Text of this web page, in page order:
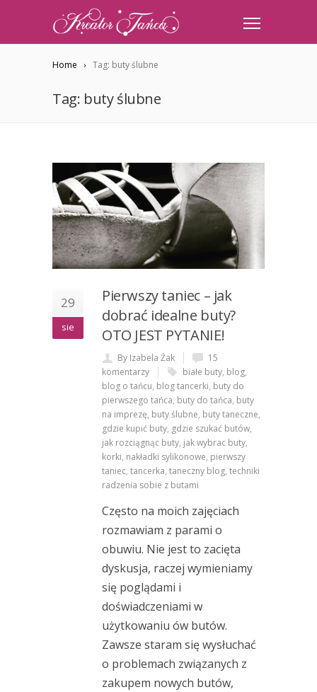
Home Tag: buty ślubne
Tag: buty ślubne
29
sie
Pierwszy taniec – jak
dobrać idealne buty?
OTO JEST PYTANIE!
By Izabela Żak
15
komentarzy
białe buty, blog,
blog o tańcu, blog tancerki, buty do
pierwszego tańca, buty do tańca, buty
na imprezę, buty ślubne, buty taneczne,
gdzie kupić buty, gdzie szukać butów,
jak rozciągnąc buty, jak wybrac buty,
korki, nakładki sylikonowe, pierwszy
taniec, tancerka, taneczny blog, techniki
radzenia sobie z butami
Często na moich zajęciach
rozmawiam z parami o
obuwiu. Nie jest to zacięta
dyskusja, raczej wymieniamy
się poglądami i
doświadczeniami w
użytkowaniu ów butów.
Zawsze staram się wysłuchać
o problemach związanych z
zakupem nowych butów,